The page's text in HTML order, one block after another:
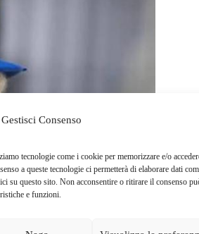
Gestisci Consenso
tecnologie come i cookie per memorizzare e/o
a queste tecnologie ci permetterà di elaborare dati
su questo sito. Non acconsentire o ritirare il consenso
e funzioni.